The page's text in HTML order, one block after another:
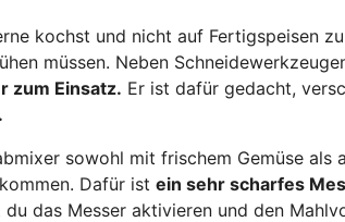
kochst und nicht auf Fertigspeisen
müssen. Neben
zum Einsatz. Er ist dafür gedacht,
sowohl mit frischem Gemüse
Dafür ist ein sehr scharfes
das Messer aktivieren und den